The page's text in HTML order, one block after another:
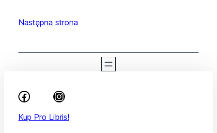
Następna strona
Kup Pro Libris!